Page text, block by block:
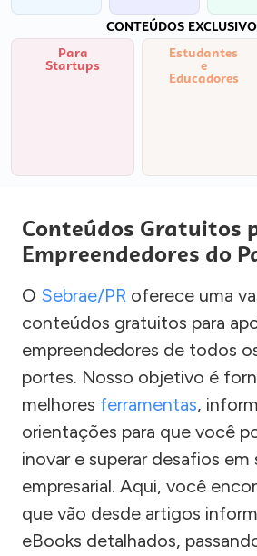
CONTEÚDOS
Para
Startups
Estudantes
e
Educadores
Conteúdos Gratuitos
Empreendedores do
O Sebrae/PR oferece uma
conteúdos gratuitos para
empreendedores de todos
portes. Nosso objetivo é
melhores ferramentas,
orientações para que você
inovar e superar desafios em
empresarial. Aqui, você
que vão desde artigos
eBooks detalhados,